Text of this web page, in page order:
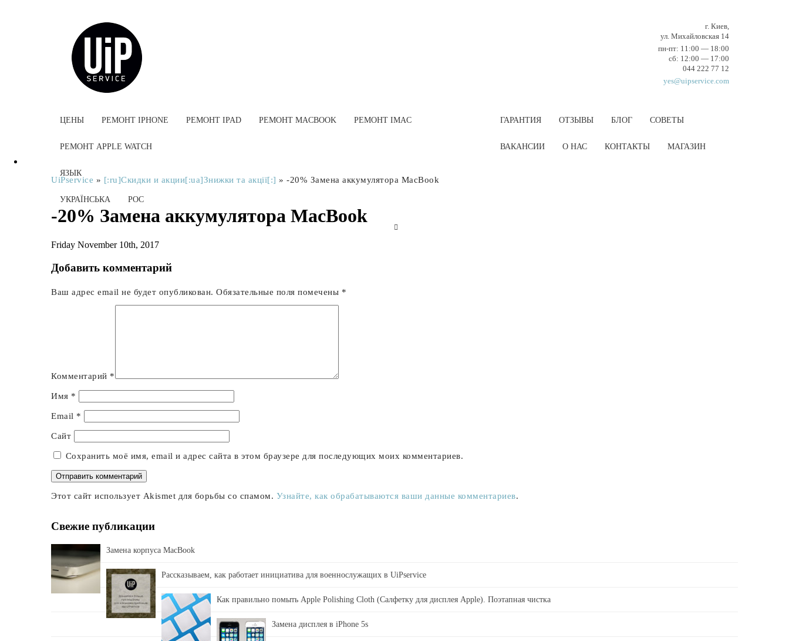
г. Киев,
ул. Михайловская 14
пн-пт: 11:00 — 18:00
cб: 12:00 — 17:00
044 222 77 12
yes@uipservice.com
ЦЕНЫ РЕМОНТ IPHONE РЕМОНТ IPAD РЕМОНТ MACBOOK РЕМОНТ IMAC
РЕМОНТ APPLE WATCH
ГАРАНТИЯ ОТЗЫВЫ БЛОГ СОВЕТЫ
ВАКАНCИИ О НАС КОНТАКТЫ МАГАЗИН
ЯЗЫК
УКРАЇНСЬКА РОС
UiPservice » [:ru]Скидки и акции[:ua]Знижки та акції[:] » -20% Замена аккумулятора MacBook
-20% Замена аккумулятора MacBook
Friday November 10th, 2017
Добавить комментарий
Ваш адрес email не будет опубликован. Обязательные поля помечены *
Комментарий *
Имя *
Email *
Сайт
Сохранить моё имя, email и адрес сайта в этом браузере для последующих моих комментариев.
Этот сайт использует Akismet для борьбы со спамом. Узнайте, как обрабатываются ваши данные комментариев.
Свежие публикации
Замена корпуса MacBook
Рассказываем, как работает инициатива для военнослужащих в UiPservice
Как правильно помыть Apple Polishing Cloth (Салфетку для дисплея Apple). Поэтапная чистка
Замена дисплея в iPhone 5s